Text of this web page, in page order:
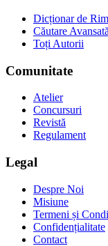
Dicționar de
Căutare Avansată
Toți Autorii
Comunitate
Atelier
Concursuri
Revistă
Regulament
Legal
Despre Noi
Misiune
Termeni și
Confidențialitate
Contact